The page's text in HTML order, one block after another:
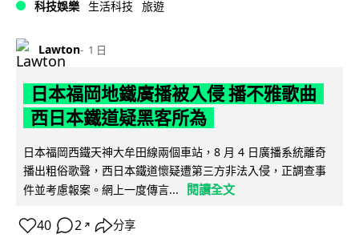
科技娛樂 生活科技 旅遊
Lawton 1 日
日本福岡地鐵廣播被入侵 播不雅歌曲
西日本鐵道疑黑客所為
日本福岡西鐵天神大牟田線兩個車站，8 月 4 日廣播系統離奇
播出粗俗歌聲，西日本鐵道懷疑遭第三方非法入侵，正調查事
件並考慮報案。網上一度傳言...
閱讀全文
40 2 ↗ 分享